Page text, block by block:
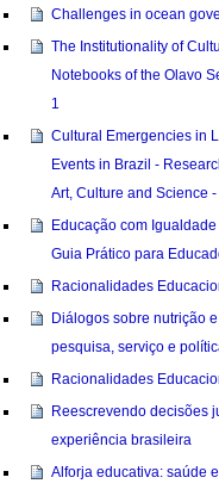
Challenges in ocean
The Institutionality of
Notebooks of the Olavo
1
Cultural Emergencies in
Events in Brazil -
Art, Culture and Science -
Educação com
Guia Prático para
Racionalidades
Diálogos sobre nutrição
pesquisa, serviço e
Racionalidades
Reescrevendo decisões
experiência brasileira
Alforja educativa: saúde